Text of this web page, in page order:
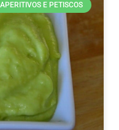
APERITIVOS E PETISCOS